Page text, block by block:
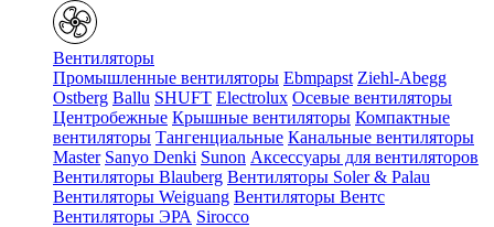
Вентиляторы
Промышленные вентиляторы Ebmpapst Ziehl-Abegg
Ostberg Ballu SHUFT Electrolux Осевые вентиляторы
Центробежные Крышные вентиляторы Компактные
вентиляторы Тангенциальные Канальные вентиляторы
Master Sanyo Denki Sunon Аксессуары для вентиляторов
Вентиляторы Blauberg Вентиляторы Soler & Palau
Вентиляторы Weiguang Вентиляторы Вентс
Вентиляторы ЭРА Sirocco